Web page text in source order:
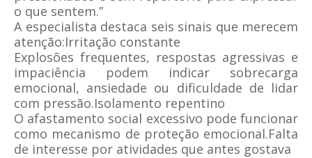
o que sentem.”
A especialista destaca seis sinais que merecem
atenção:Irritação constante
Explosões frequentes, respostas agressivas e
impaciência podem indicar sobrecarga
emocional, ansiedade ou dificuldade de lidar
com pressão.Isolamento repentino
O afastamento social excessivo pode funcionar
como mecanismo de proteção emocional.Falta
de interesse por atividades que antes gostava